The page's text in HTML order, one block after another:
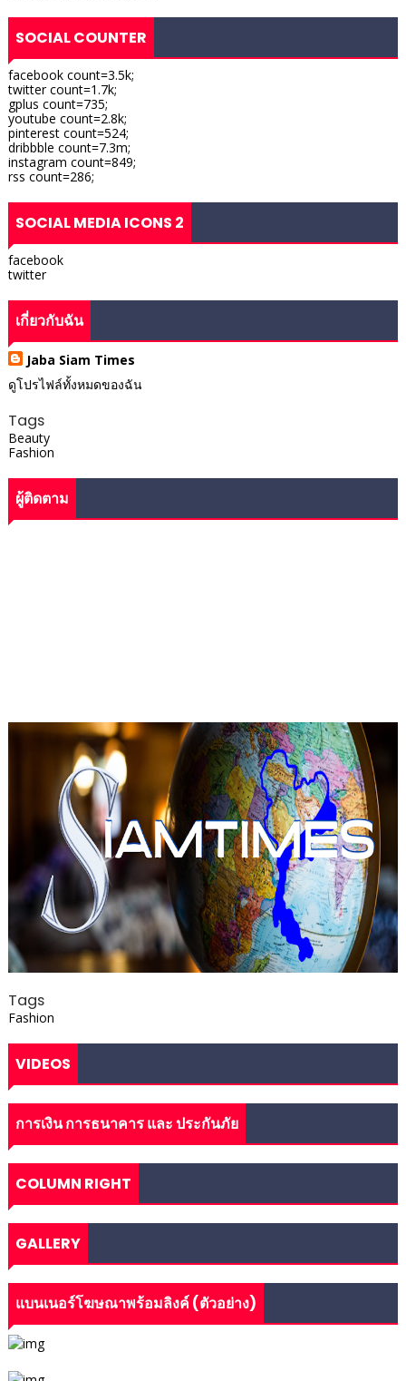
SOCIAL COUNTER
facebook count=3.5k;
twitter count=1.7k;
gplus count=735;
youtube count=2.8k;
pinterest count=524;
dribbble count=7.3m;
instagram count=849;
rss count=286;
SOCIAL MEDIA ICONS 2
facebook
twitter
เกี่ยวกับฉัน
Jaba Siam Times
ดูโปรไฟล์ทั้งหมดของฉัน
Tags
Beauty
Fashion
ผู้ติดตาม
Tags
Fashion
VIDEOS
การเงิน การธนาคาร และ ประกันภัย
COLUMN RIGHT
GALLERY
แบนเนอร์โฆษณาพร้อมลิงค์ (ตัวอย่าง)